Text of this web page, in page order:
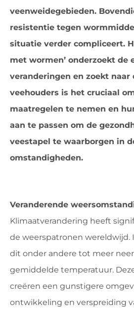
veenweidegebieden.
resistentie tegen
situatie verder compliceert.
met wormen’ onderzoekt de
veranderingen en zoekt naar
veehouders is het cruciaal
maatregelen te nemen en
aan te passen om de
veestapel te waarborgen in
omstandigheden.
Veranderende
Klimaatverandering heeft
de weerspatronen wereldwijd.
dit onder andere tot meer
gemiddelde temperatuur.
creëren een gunstigere
ontwikkeling en verspreiding